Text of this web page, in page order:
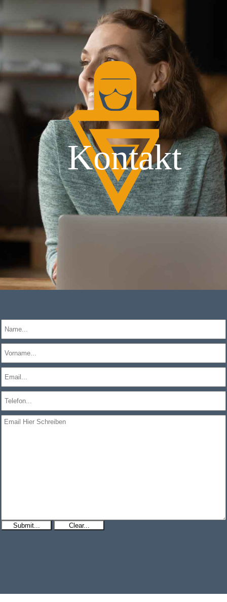
Kontakt
Submit... Clear...